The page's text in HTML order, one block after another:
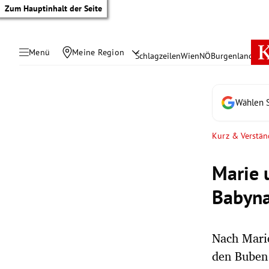
Zum Hauptinhalt der Seite
Menü Meine Region SchlagzeilenWienNÖBurgenland
Wählen
Kurz &
Marie
Nach
den